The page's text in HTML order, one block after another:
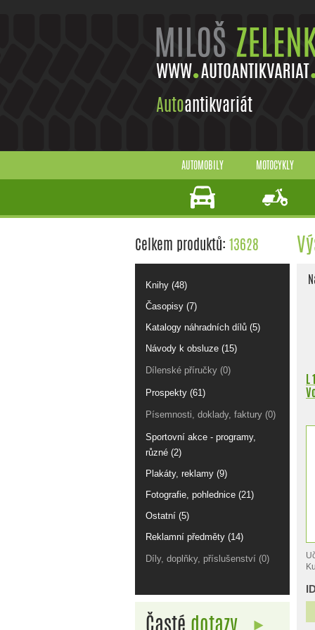
Autoantikvariát
AUTOMOBILY MOTOCYKLY
Celkem produktů: 13628
Knihy (48)
Časopisy (7)
Katalogy náhradních dílů (5)
Návody k obsluze (15)
Dílenské příručky (0)
Prospekty (61)
Písemnosti, doklady, faktury (0)
Sportovní akce - programy,
různé (2)
Plakáty, reklamy (9)
Fotografie, pohlednice (21)
Ostatní (5)
Reklamní předměty (14)
Díly, doplňky, příslušenství (0)
Časté dotazy
L